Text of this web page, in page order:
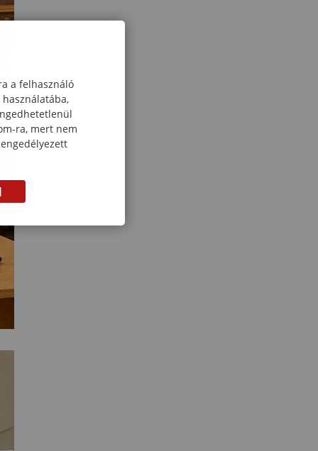
a felhasználó
ra, mert nem